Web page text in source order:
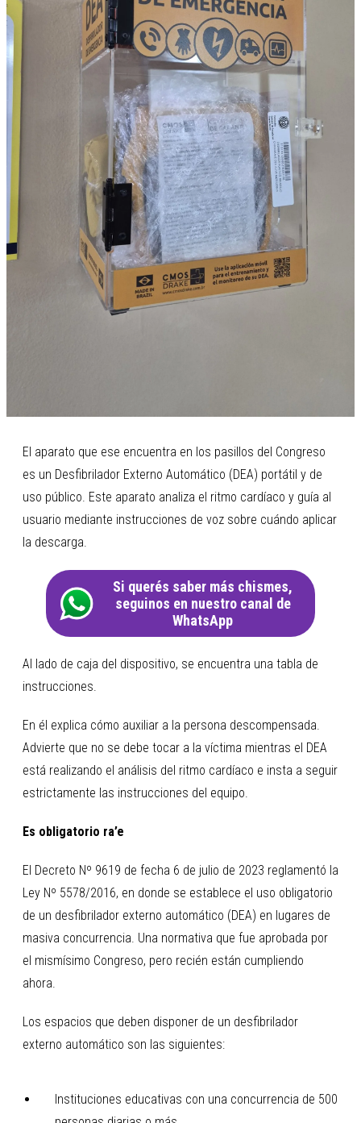
El aparato que ese encuentra en los pasillos del Congreso
es un Desfibrilador Externo Automático (DEA) portátil y de
uso público. Este aparato analiza el ritmo cardíaco y guía al
usuario mediante instrucciones de voz sobre cuándo aplicar
la descarga.
Si querés saber más chismes,
seguinos en nuestro canal de
WhatsApp
Al lado de caja del dispositivo, se encuentra una tabla de
instrucciones.
En él explica cómo auxiliar a la persona descompensada.
Advierte que no se debe tocar a la víctima mientras el DEA
está realizando el análisis del ritmo cardíaco e insta a seguir
estrictamente las instrucciones del equipo.
Es obligatorio ra’e
El Decreto Nº 9619 de fecha 6 de julio de 2023 reglamentó la
Ley Nº 5578/2016, en donde se establece el uso obligatorio
de un desfibrilador externo automático (DEA) en lugares de
masiva concurrencia. Una normativa que fue aprobada por
el mismísimo Congreso, pero recién están cumpliendo
ahora.
Los espacios que deben disponer de un desfibrilador
externo automático son las siguientes:
Instituciones educativas con una concurrencia de 500